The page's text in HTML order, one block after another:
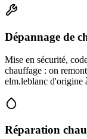
Dépannage de
Mise en sécurité,
chauffage : on
elm.leblanc d'origine
Réparation